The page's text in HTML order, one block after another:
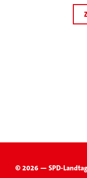
© 2026 — SPD-